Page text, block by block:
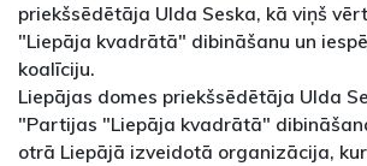
priekšsēdētāja Ulda Seska, kā viņš
"Liepāja kvadrātā" dibināšanu un
koalīciju.
Liepājas domes priekšsēdētāja Ulda
"Partijas "Liepāja kvadrātā"
otrā Liepājā izveidotā organizācija,